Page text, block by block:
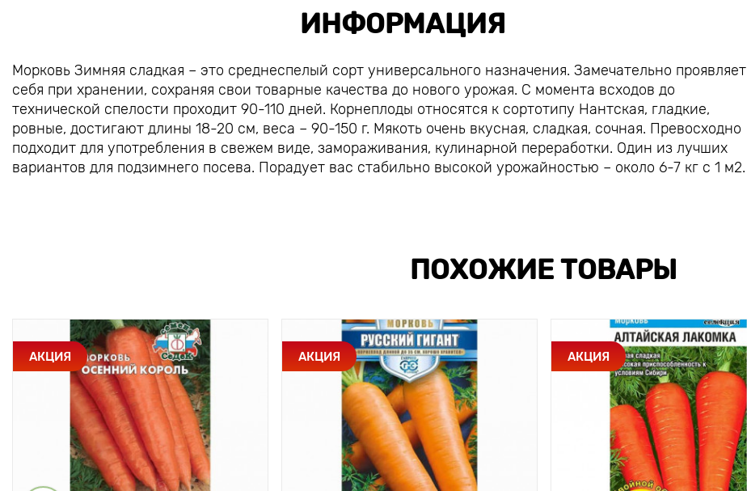
ИНФОРМАЦИЯ
Морковь Зимняя сладкая – это среднеспелый сорт универсального назначения. Замечательно проявляет
себя при хранении, сохраняя свои товарные качества до нового урожая. С момента всходов до
технической спелости проходит 90-110 дней. Корнеплоды относятся к сортотипу Нантская, гладкие,
ровные, достигают длины 18-20 см, веса – 90-150 г. Мякоть очень вкусная, сладкая, сочная. Превосходно
подходит для употребления в свежем виде, замораживания, кулинарной переработки. Один из лучших
вариантов для подзимнего посева. Порадует вас стабильно высокой урожайностью – около 6-7 кг с 1 м2.
ПОХОЖИЕ ТОВАРЫ
АКЦИЯ АКЦИЯ АКЦИЯ